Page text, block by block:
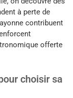
à perte de
contribuent
offerte
choisir sa